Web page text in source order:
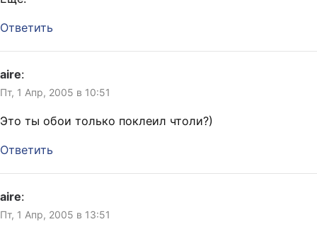
Ответить
aire:
Пт, 1 Апр, 2005 в 10:51
Это ты обои только поклеил чтоли?)
Ответить
aire:
Пт, 1 Апр, 2005 в 13:51